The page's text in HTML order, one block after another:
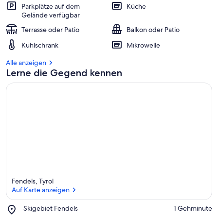
Parkplätze auf dem
Gelände verfügbar
Küche
Terrasse oder Patio
Balkon oder Patio
Kühlschrank
Mikrowelle
Alle anzeigen
Lerne die Gegend kennen
Fendels, Tyrol
Auf Karte anzeigen
Skigebiet Fendels
Place,
‪1 Gehminute‬